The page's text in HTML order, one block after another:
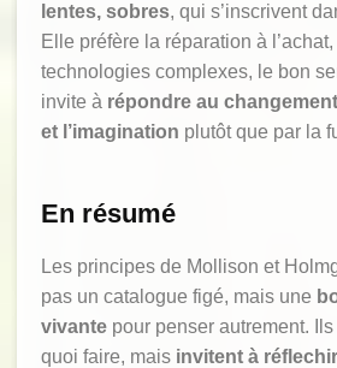
lentes, sobres, qui s’inscrivent
Elle préfère la réparation à
technologies complexes, le bon
invite à répondre au
et l’imagination plutôt que par la
En résumé
Les principes de Mollison et
pas un catalogue figé, mais une
vivante pour penser autrement.
quoi faire, mais invitent à réflechir